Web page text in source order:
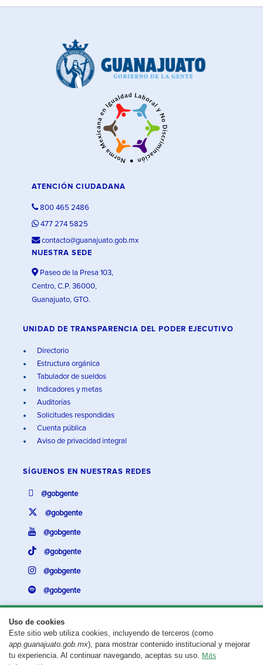
Uso de cookies
Este sitio web utiliza cookies, incluyendo de terceros (como
app.guanajuato.gob.mx), para mostrar contenido institucional y mejorar
tu experiencia. Al continuar navegando, aceptas su uso. Más
ATENCIÓN CIUDADANA
800 465 2486
477 274 5825
contacto@guanajuato.gob.mx
NUESTRA SEDE
Paseo de la Presa 103,
Centro, C.P. 36000,
Guanajuato, GTO.
UNIDAD DE TRANSPARENCIA DEL PODER EJECUTIVO
Directorio
Estructura orgánica
Tabulador de sueldos
Indicadores y metas
Auditorías
Solicitudes respondidas
Cuenta pública
Aviso de privacidad integral
SÍGUENOS EN NUESTRAS REDES
@gobgente
@gobgente
@gobgente
@gobgente
@gobgente
@gobgente
¿Existe algún problema con esta página?Repórtalo aquí.